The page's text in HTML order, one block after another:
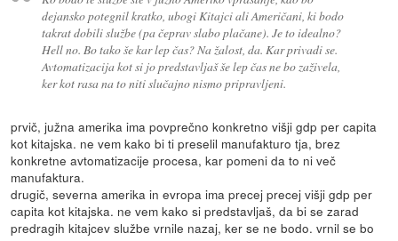
dejansko potegnil kratko, ubogi Kitajci ali Američani, ki bodo
takrat dobili službe (pa čeprav slabo plačane). Je to idealno?
Hell no. Bo tako še kar lep čas? Na žalost, da. Kar privadi se.
Avtomatizacija kot si jo predstavljaš še lep čas ne bo zaživela,
ker kot rasa na to niti slučajno nismo pripravljeni.
prvič, južna amerika ima povprečno konkretno višji gdp per capita
kot kitajska. ne vem kako bi ti preselil manufakturo tja, brez
konkretne avtomatizacije procesa, kar pomeni da to ni več
manufaktura.
drugič, severna amerika in evropa ima precej precej višji gdp per
capita kot kitajska. ne vem kako si predstavljaš, da bi se zarad
predragih kitajcev službe vrnile nazaj, ker se ne bodo. vrnil se bo